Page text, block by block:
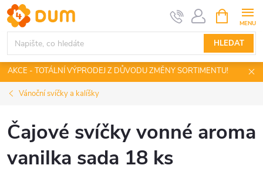
Přejít
na
obsah
HLEDAT
NÁKUPNÍ
KOŠÍK
AKCE - TOTÁLNÍ VÝPRODEJ Z DŮVODU ZMĚNY SORTIMENTU!
Vánoční svíčky a kalíšky
Čajové svíčky vonné aroma
vanilka sada 18 ks